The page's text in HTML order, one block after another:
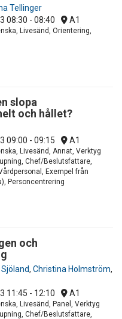
Tellinger
08:30 - 08:40 A1
Livesänd, Orientering,
slopa
och hållet?
09:00 - 09:15 A1
Livesänd, Annat, Verktyg
Chef/Beslutsfattare,
Exempel från
Personcentrering
och
, Christina Holmström,
11:45 - 12:10 A1
Livesänd, Panel, Verktyg
Chef/Beslutsfattare,